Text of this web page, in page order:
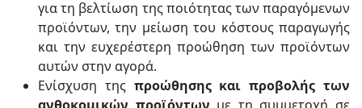
για τη βελτίωση της ποιότητας των παραγόμενων
προϊόντων, την μείωση του κόστους παραγωγής
και την ευχερέστερη προώθηση των προϊόντων
αυτών στην αγορά.
Ενίσχυση της προώθησης και προβολής των